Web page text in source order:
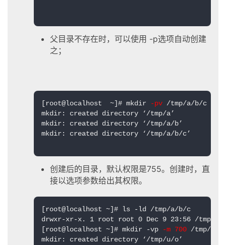
父目录不存在时，可以使用 -p选项自动创建
之；
[root@localhost  ~]# mkdir -pv /tmp/a/b/c
mkdir: created directory ‘/tmp/a’
mkdir: created directory ‘/tmp/a/b’
mkdir: created directory ‘/tmp/a/b/c’
创建后的目录，默认权限是755。创建时，直
接以选项参数给出其权限。
[root@localhost ~]# ls -ld /tmp/a/b/c
drwxr-xr-x. 1 root root 0 Dec 9 23:56 /tmp/a/
[root@localhost ~]# mkdir -vp
-m 700 /tmp/u/
mkdir: created directory ‘/tmp/u/o’